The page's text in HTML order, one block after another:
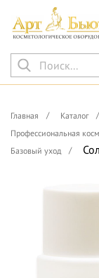
Главная Каталог
Профессиональная
Базовый уход